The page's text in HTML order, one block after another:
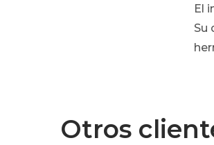
El
Su
Otros